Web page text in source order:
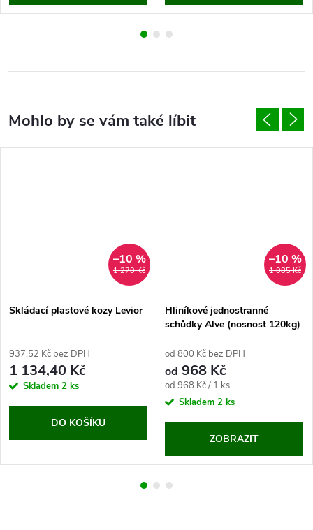
1 270 Kč
–10 %
Skládací plastové kozy Levior
937,52 Kč bez DPH
1 134,40 Kč
Skladem 2 ks
DO KOŠÍKU
1 085 Kč
–10 %
Hliníkové jednostranné
schůdky Alve (nosnost 120kg)
od 800 Kč bez DPH
od 968 Kč
Měrná
cena:
od 968 Kč / 1 ks
Skladem 2 ks
ZOBRAZIT